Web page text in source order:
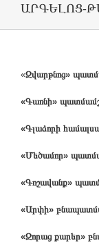
ԱՐԳԵԼՈՑ-
«Զվարթնոց»
«Գառնի»
«Գլաձորի
«Մեծամոր»
«Գոշավանք»
«Արփի»
«Զորաց քարեր»